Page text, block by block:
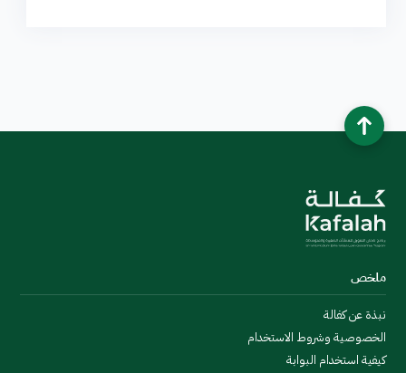
ملخص
نبذة عن كفالة
الخصوصية وشروط الاستخدام
كيفية استخدام البوابة